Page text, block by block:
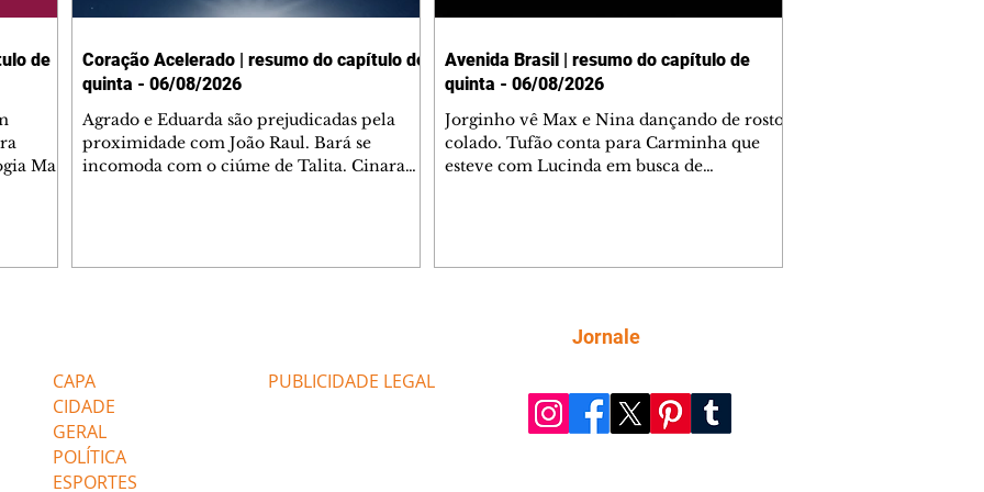
de
Mau
Coração Acelerado | resumo do capítulo de
quinta - 06/08/2026
Agrado e Eduarda são prejudicadas pela
proximidade com João Raul. Bará se
incomoda com o ciúme de Talita. Cinara
ajudar João Raul sem prejudicar a amiga.
Avenida Brasil | resumo do capítulo de
quinta - 06/08/2026
Jorginho vê Max e Nina dançando de rosto
colado. Tufão conta para Carminha que
esteve com Lucinda em busca de
Verônica e Noêmia perseguem Cadinho na
praia deserta. Dolores sugere que Roni peça
fugir da praia
CAPA
CIDADE
GERAL
POLÍTICA
ESPORTES
PUBLICIDADE LEGAL
Jornale